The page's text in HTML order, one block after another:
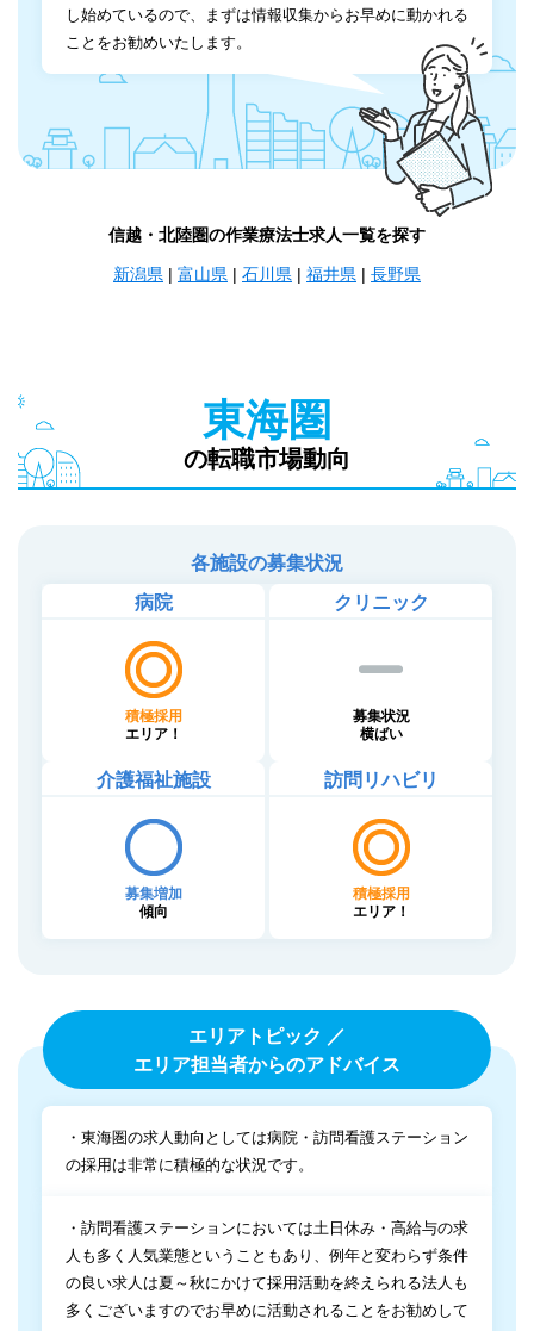
し始めているので、まずは情報収集からお早めに動かれる
ことをお勧めいたします。
信越・北陸圏の作業療法士求人一覧を探す
新潟県 | 富山県 | 石川県 | 福井県 | 長野県
東海圏
の転職市場動向
各施設の募集状況
病院
積極採用
エリア！
クリニック
募集状況
横ばい
介護福祉施設
募集増加
傾向
訪問リハビリ
積極採用
エリア！
エリアトピック ／
エリア担当者からのアドバイス
・東海圏の求人動向としては病院・訪問看護ステーション
の採用は非常に積極的な状況です。
・訪問看護ステーションにおいては土日休み・高給与の求
人も多く人気業態ということもあり、例年と変わらず条件
の良い求人は夏～秋にかけて採用活動を終えられる法人も
多くございますのでお早めに活動されることをお勧めして